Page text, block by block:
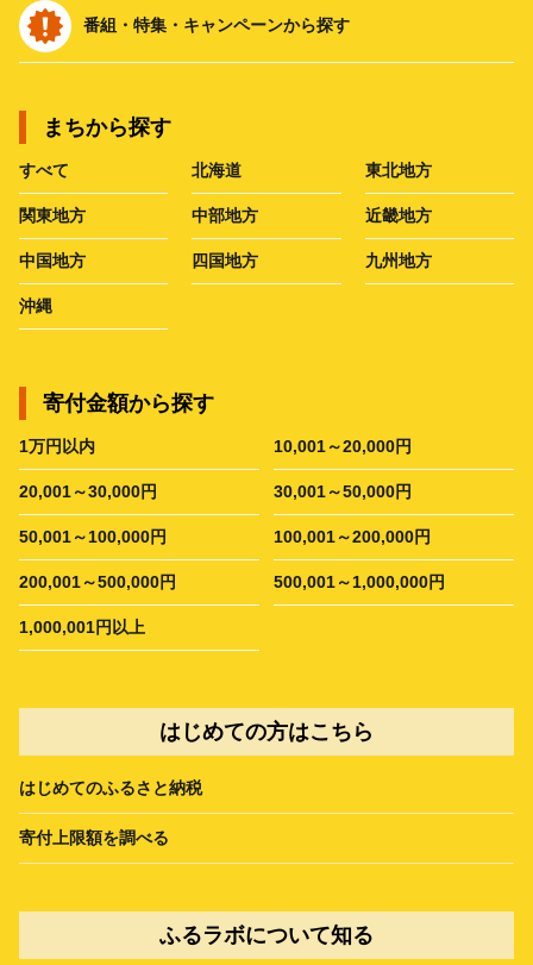
番組・特集・キャンペーンから探す
まちから探す
すべて 北海道 東北地方
関東地方 中部地方 近畿地方
中国地方 四国地方 九州地方
沖縄
寄付金額から探す
1万円以内 10,001～20,000円
20,001～30,000円 30,001～50,000円
50,001～100,000円 100,001～200,000円
200,001～500,000円 500,001～1,000,000円
1,000,001円以上
はじめての方はこちら
はじめてのふるさと納税
寄付上限額を調べる
ふるラボについて知る